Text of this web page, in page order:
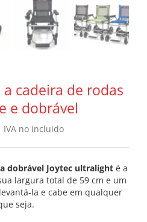
cadeira de rodas
e dobrável
IVA no incluido
dobrável Joytec ultralight é a
largura total de 59 cm e um
la e cabe em qualquer
seja.